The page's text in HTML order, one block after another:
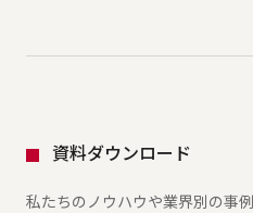
資料ダウンロード
私たちのノウハウや業界別の事